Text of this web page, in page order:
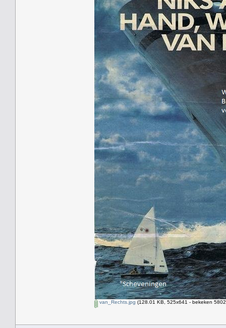
van_Rechts.jpg (128.01 KB, 525x641 - bekeken